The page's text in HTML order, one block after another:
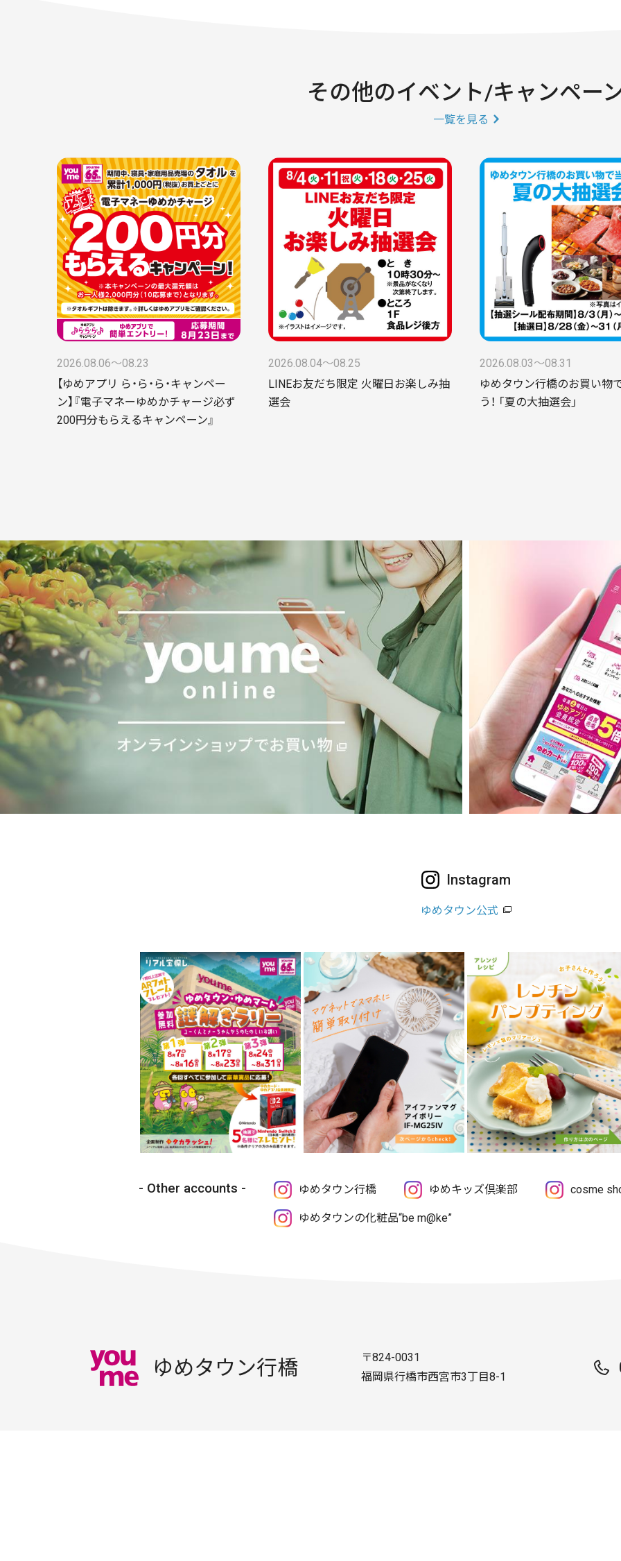
その他のイベント/キャンペー
一覧を見る
2026.08.06〜08.23
【ゆめアプリ ら・ら・ら・キャンペー
ン】『電子マネーゆめかチャージ必ず
200円分もらえるキャンペーン』
2026.08.04〜08.25
LINEお友だち限定 火曜日お楽しみ抽
選会
2026.08.03〜08.31
ゆめタウン行橋のお買い物
う！ 「夏の大抽選会」
Instagram
ゆめタウン公式
Other accounts ゆめタウン行橋 ゆめキッズ倶楽部 cosme
ゆめタウンの化粧品“be m@ke”
ゆめタウン行橋
〒824-0031
福岡県行橋市西宮市3丁目8-1